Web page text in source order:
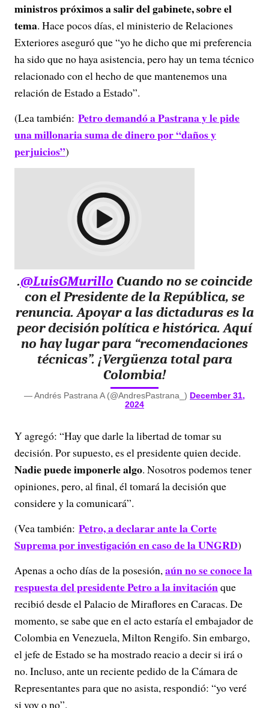
ministros próximos a salir del gabinete, sobre el
tema. Hace pocos días, el ministerio de Relaciones
Exteriores aseguró que “yo he dicho que mi preferencia
ha sido que no haya asistencia, pero hay un tema técnico
relacionado con el hecho de que mantenemos una
relación de Estado a Estado”.
(Lea también: Petro demandó a Pastrana y le pide
una millonaria suma de dinero por “daños y
perjuicios”)
.@LuisGMurillo Cuando no se coincide
con el Presidente de la República, se
renuncia. Apoyar a las dictaduras es la
peor decisión política e histórica. Aquí
no hay lugar para “recomendaciones
técnicas”. ¡Vergüenza total para
Colombia!
— Andrés Pastrana A (@AndresPastrana_) December 31,
2024
Y agregó: “Hay que darle la libertad de tomar su
decisión. Por supuesto, es el presidente quien decide.
Nadie puede imponerle algo. Nosotros podemos tener
opiniones, pero, al final, él tomará la decisión que
considere y la comunicará”.
(Vea también: Petro, a declarar ante la Corte
Suprema por investigación en caso de la UNGRD)
Apenas a ocho días de la posesión,aún no se conoce la
respuesta del presidente Petro a la invitaciónque
recibió desde el Palacio de Miraflores en Caracas. De
momento, se sabe que en el acto estaría el embajador de
Colombia en Venezuela, Milton Rengifo. Sin embargo,
el jefe de Estado se ha mostrado reacio a decir si irá o
no. Incluso, ante un reciente pedido de la Cámara de
Representantes para que no asista, respondió: “yo veré
si voy o no”.